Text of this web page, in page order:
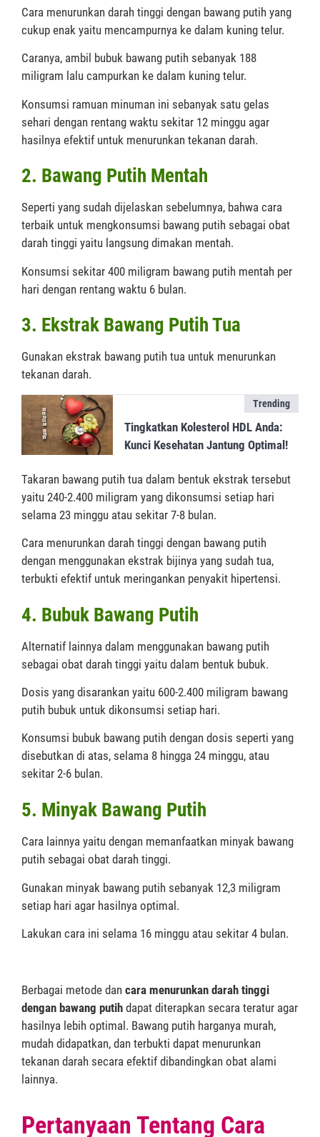
Cara menurunkan darah tinggi dengan bawang putih yang
cukup enak yaitu mencampurnya ke dalam kuning telur.
Caranya, ambil bubuk bawang putih sebanyak 188
miligram lalu campurkan ke dalam kuning telur.
Konsumsi ramuan minuman ini sebanyak satu gelas
sehari dengan rentang waktu sekitar 12 minggu agar
hasilnya efektif untuk menurunkan tekanan darah.
2. Bawang Putih Mentah
Seperti yang sudah dijelaskan sebelumnya, bahwa cara
terbaik untuk mengkonsumsi bawang putih sebagai obat
darah tinggi yaitu langsung dimakan mentah.
Konsumsi sekitar 400 miligram bawang putih mentah per
hari dengan rentang waktu 6 bulan.
3. Ekstrak Bawang Putih Tua
Gunakan ekstrak bawang putih tua untuk menurunkan
tekanan darah.
Trending
Tingkatkan Kolesterol HDL Anda:
Kunci Kesehatan Jantung Optimal!
Takaran bawang putih tua dalam bentuk ekstrak tersebut
yaitu 240-2.400 miligram yang dikonsumsi setiap hari
selama 23 minggu atau sekitar 7-8 bulan.
Cara menurunkan darah tinggi dengan bawang putih
dengan menggunakan ekstrak bijinya yang sudah tua,
terbukti efektif untuk meringankan penyakit hipertensi.
4. Bubuk Bawang Putih
Alternatif lainnya dalam menggunakan bawang putih
sebagai obat darah tinggi yaitu dalam bentuk bubuk.
Dosis yang disarankan yaitu 600-2.400 miligram bawang
putih bubuk untuk dikonsumsi setiap hari.
Konsumsi bubuk bawang putih dengan dosis seperti yang
disebutkan di atas, selama 8 hingga 24 minggu, atau
sekitar 2-6 bulan.
5. Minyak Bawang Putih
Cara lainnya yaitu dengan memanfaatkan minyak bawang
putih sebagai obat darah tinggi.
Gunakan minyak bawang putih sebanyak 12,3 miligram
setiap hari agar hasilnya optimal.
Lakukan cara ini selama 16 minggu atau sekitar 4 bulan.
Berbagai metode dan cara menurunkan darah tinggi
dengan bawang putih dapat diterapkan secara teratur agar
hasilnya lebih optimal. Bawang putih harganya murah,
mudah didapatkan, dan terbukti dapat menurunkan
tekanan darah secara efektif dibandingkan obat alami
lainnya.
Pertanyaan Tentang Cara